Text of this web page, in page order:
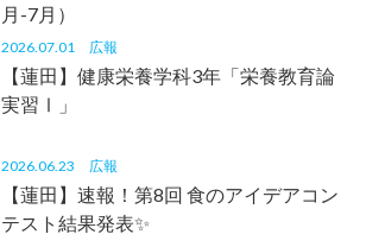
月-7月）
2026.07.01 広報
【蓮田】健康栄養学科3年「栄養教育論
実習Ⅰ」
2026.06.23 広報
【蓮田】速報！第8回 食のアイデアコン
テスト結果発表✨